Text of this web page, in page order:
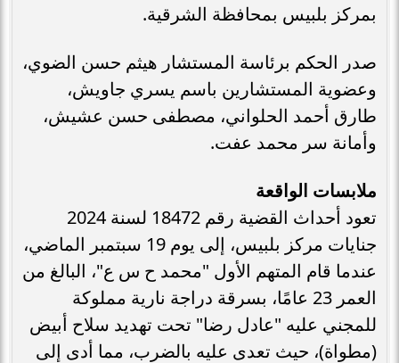
بمركز بلبيس بمحافظة الشرقية.
صدر الحكم برئاسة المستشار هيثم حسن الضوي،
وعضوية المستشارين باسم يسري جاويش،
طارق أحمد الحلواني، مصطفى حسن عشيش،
وأمانة سر محمد عفت.
ملابسات الواقعة
تعود أحداث القضية رقم 18472 لسنة 2024
جنايات مركز بلبيس، إلى يوم 19 سبتمبر الماضي،
عندما قام المتهم الأول "محمد ح س ع"، البالغ من
العمر 23 عامًا، بسرقة دراجة نارية مملوكة
للمجني عليه "عادل رضا" تحت تهديد سلاح أبيض
(مطواة)، حيث تعدى عليه بالضرب، مما أدى إلى